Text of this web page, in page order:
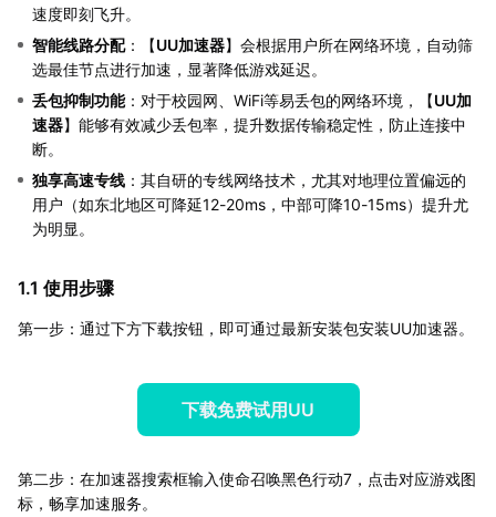
速度即刻飞升。
智能线路分配：【UU加速器】会根据用户所在网络环境，自动筛
选最佳节点进行加速，显著降低游戏延迟。
丢包抑制功能：对于校园网、WiFi等易丢包的网络环境，【UU加
速器】能够有效减少丢包率，提升数据传输稳定性，防止连接中
断。
独享高速专线 ：其自研的专线网络技术，尤其对地理位置偏远的
用户（如东北地区可降延12-20ms，中部可降10-15ms）提升尤
为明显。
1.1 使用步骤
第一步：通过下方下载按钮，即可通过最新安装包安装UU加速器。
下载免费试用UU
第二步：在加速器搜索框输入使命召唤黑色行动7，点击对应游戏图
标，畅享加速服务。